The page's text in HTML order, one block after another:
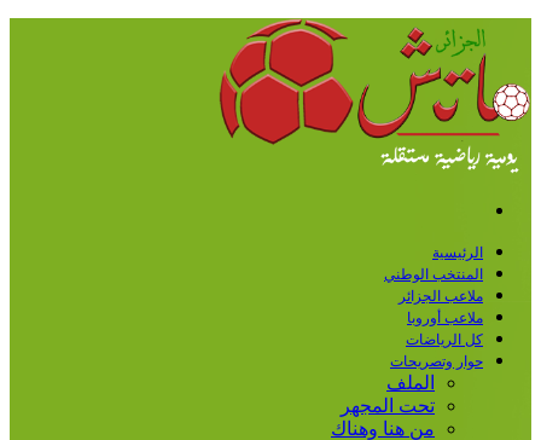
الرئيسية
المنتخب الوطني
ملاعب الجزائر
ملاعب أوروبا
كل الرياضات
حوار وتصريحات
الملف
تحت المجهر
من هنا وهناك